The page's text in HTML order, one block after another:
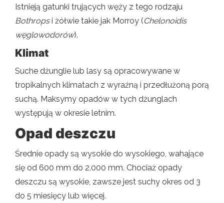
Istnieją gatunki trujących węży z tego rodzaju
Bothropsi żółwie takie jak Morroy (Chelonoidis
węglowodorów).
Klimat
Suche dżunglie lub lasy są opracowywane w
tropikalnych klimatach z wyraźną i przedłużoną porą
suchą. Maksymy opadów w tych dżunglach
występują w okresie letnim.
Opad deszczu
Średnie opady są wysokie do wysokiego, wahające
się od 600 mm do 2.000 mm. Chociaż opady
deszczu są wysokie, zawsze jest suchy okres od 3
do 5 miesięcy lub więcej.